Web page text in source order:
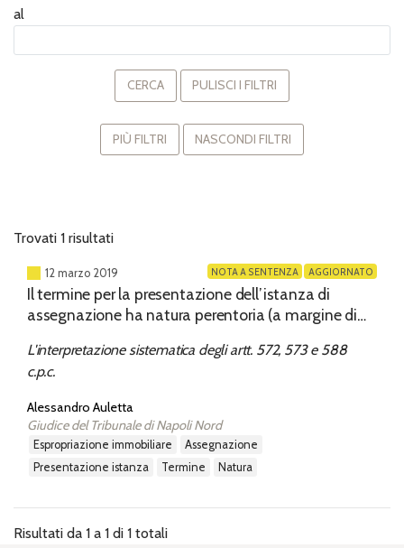
al
CERCA PULISCI I FILTRI
PIÙ FILTRI NASCONDI FILTRI
Trovati 1 risultati
12 marzo 2019 AGGIORNATO
NOTA A SENTENZA
Il termine per la presentazione dell’istanza di
assegnazione ha natura perentoria (a margine di
L'interpretazione sistematica degli artt. 572, 573 e 588
c.p.c.
Alessandro Auletta
Giudice del Tribunale di Napoli Nord
espropriazione immobiliare
assegnazione
presentazione istanza
termine natura
Risultati da 1 a 1 di 1 totali